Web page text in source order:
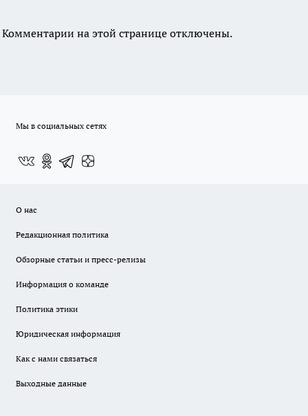
Комментарии на этой странице отключены.
Мы в социальных сетях
О нас
Редакционная политика
Обзорные статьи и пресс-релизы
Информация о команде
Политика этики
Юридическая информация
Как с нами связаться
Выходные данные